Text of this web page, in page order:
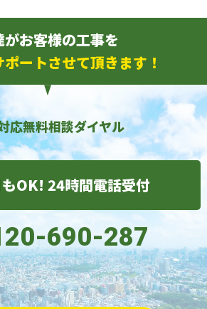
がお客様の工事を
ートさせて頂きます！
応無料相談ダイヤル
OK! 24時間電話受付
690-287